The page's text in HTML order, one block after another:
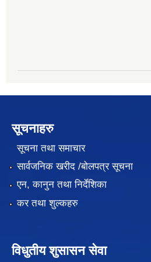
सूचनाहरु
सूचना तथा समाचार
सार्वजनिक खरीद /बोलपत्र सूचना
एन, कानुन तथा निर्देशिका
कर तथा शुल्कहरु
विधुतीय शुसासन सेवा